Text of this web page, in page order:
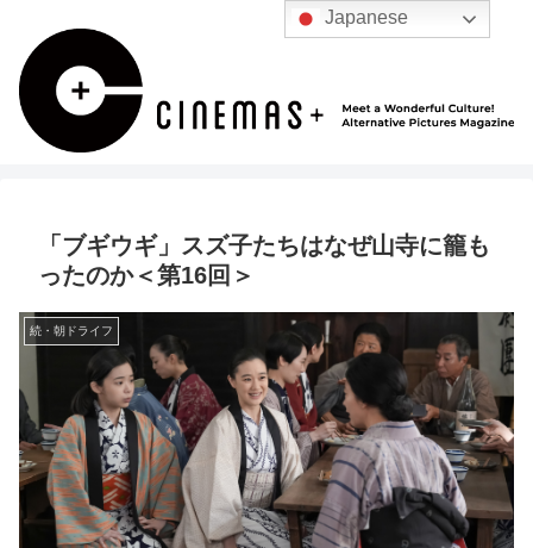
「ブギウギ」スズ子たちはなぜ山寺に籠も
ったのか＜第16回＞
続・朝ドライフ
Japanese